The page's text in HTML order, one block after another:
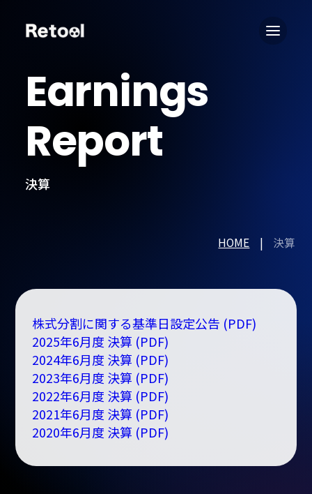
Earnings
Report
決算
HOME 決算
株式分割に関する基準日設定公告 (PDF)
2025年6月度 決算 (PDF)
2024年6月度 決算 (PDF)
2023年6月度 決算 (PDF)
2022年6月度 決算 (PDF)
2021年6月度 決算 (PDF)
2020年6月度 決算 (PDF)